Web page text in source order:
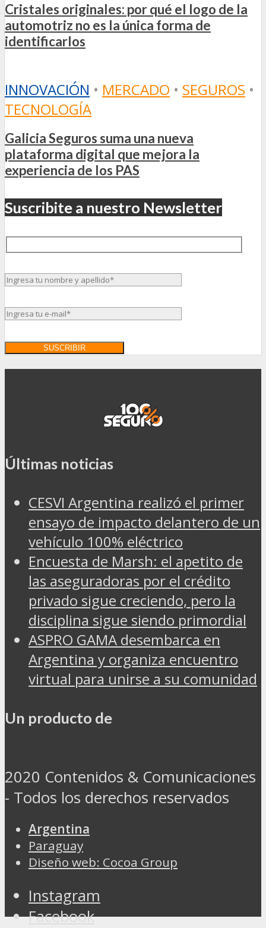
Cristales originales: por qué el logo de la
automotriz no es la única forma de
identificarlos
INNOVACIÓN • MERCADO • SEGUROS •
TECNOLOGÍA
Galicia Seguros suma una nueva
plataforma digital que mejora la
experiencia de los PAS
Suscribite a nuestro Newsletter
Últimas noticias
CESVI Argentina realizó el primer
ensayo de impacto delantero de un
vehículo 100% eléctrico
Encuesta de Marsh: el apetito de
las aseguradoras por el crédito
privado sigue creciendo, pero la
disciplina sigue siendo primordial
ASPRO GAMA desembarca en
Argentina y organiza encuentro
virtual para unirse a su comunidad
Un producto de
2020 Contenidos & Comunicaciones
- Todos los derechos reservados
Argentina
Paraguay
Diseño web: Cocoa Group
Instagram
Facebook